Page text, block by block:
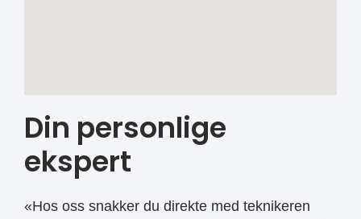
Din personlige
ekspert
«Hos oss snakker du direkte med teknikeren